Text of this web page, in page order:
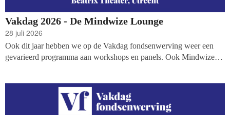
Vakdag 2026 - De Mindwize Lounge
28 juli 2026
Ook dit jaar hebben we op de Vakdag fondsenwerving weer een
gevarieerd programma aan workshops en panels. Ook Mindwize
nalatenschappen, én een bezoek van de 'Mindwize Dokters' die
antwoord hebben op al je fondsenwervingsvragen.